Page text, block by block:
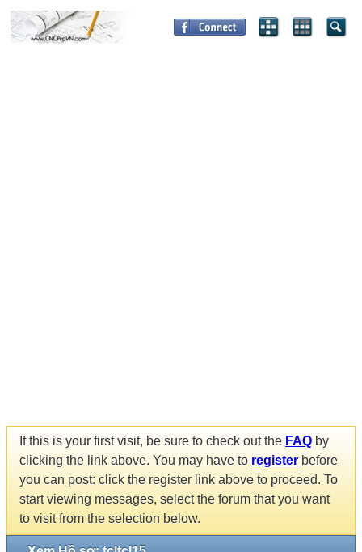
If this is your first visit, be sure to check out the FAQ by
clicking the link above. You may have to register before
you can post: click the register link above to proceed. To
start viewing messages, select the forum that you want
to visit from the selection below.